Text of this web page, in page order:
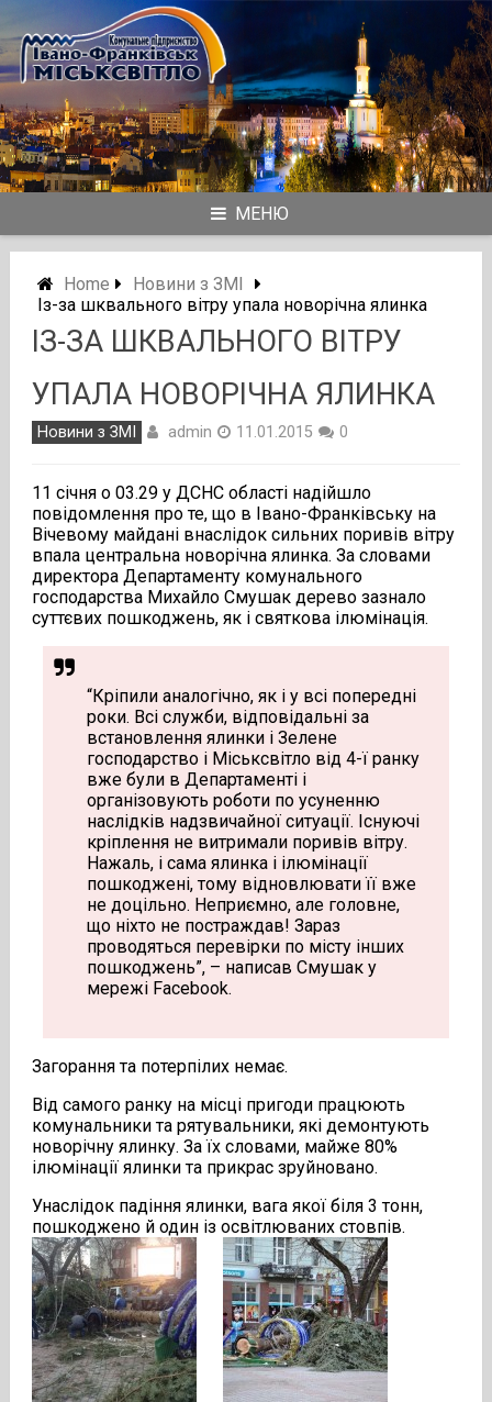
to
content
МЕНЮ
Home
Новини з ЗМІ
Із-за шквального вітру упала новорічна ялинка
ІЗ-ЗА ШКВАЛЬНОГО ВІТРУ
УПАЛА НОВОРІЧНА ЯЛИНКА
Новини з ЗМІ admin 11.01.2015 0
11 січня о 03.29 у ДСНС області надійшло
повідомлення про те, що в Івано-Франківську на
Вічевому майдані внаслідок сильних поривів вітру
впала центральна новорічна ялинка. За словами
директора Департаменту комунального
господарства Михайло Смушак дерево зазнало
суттєвих пошкоджень, як і святкова ілюмінація.
“Кріпили аналогічно, як і у всі попередні
роки. Всі служби, відповідальні за
встановлення ялинки і Зелене
господарство і Міськсвітло від 4-ї ранку
вже були в Департаменті і
організовують роботи по усуненню
наслідків надзвичайної ситуації. Існуючі
кріплення не витримали поривів вітру.
Нажаль, і сама ялинка і ілюмінації
пошкоджені, тому відновлювати її вже
не доцільно. Неприємно, але головне,
що ніхто не постраждав! Зараз
проводяться перевірки по місту інших
пошкоджень”, – написав Смушак у
мережі Facebook.
Загорання та потерпілих немає.
Від самого ранку на місці пригоди працюють
комунальники та рятувальники, які демонтують
новорічну ялинку. За їх словами, майже 80%
ілюмінації ялинки та прикрас зруйновано.
Унаслідок падіння ялинки, вага якої біля 3 тонн,
пошкоджено й один із освітлюваних стовпів.